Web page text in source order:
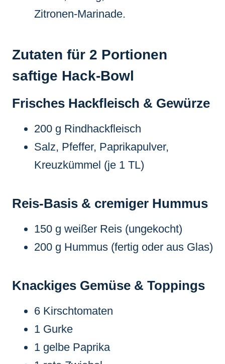
Zitronen-Marinade.
Zutaten für 2 Portionen
saftige Hack-Bowl
Frisches Hackfleisch & Gewürze
200 g Rindhackfleisch
Salz, Pfeffer, Paprikapulver,
Kreuzkümmel (je 1 TL)
Reis-Basis & cremiger Hummus
150 g weißer Reis (ungekocht)
200 g Hummus (fertig oder aus Glas)
Knackiges Gemüse & Toppings
6 Kirschtomaten
1 Gurke
1 gelbe Paprika